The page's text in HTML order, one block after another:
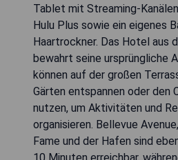
Tablet mit Streaming-
Hulu Plus sowie ein eigenes
Haartrockner. Das Hotel aus
bewahrt seine ursprüngliche
können auf der großen
Gärten entspannen oder den
nutzen, um Aktivitäten und
organisieren. Bellevue
Fame und der Hafen sind